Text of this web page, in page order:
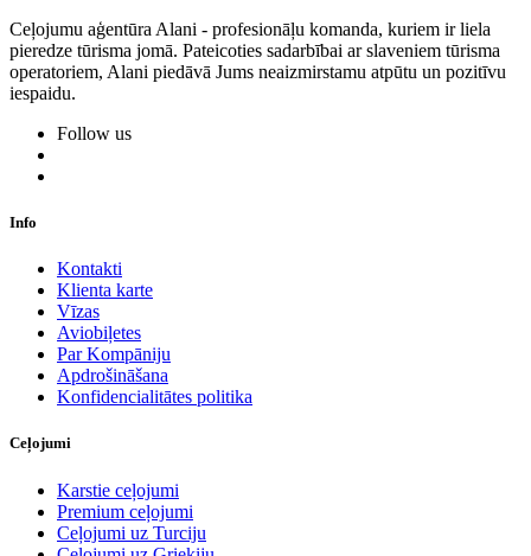
Ceļojumu aģentūra Alani - profesionāļu komanda, kuriem ir liela
pieredze tūrisma jomā. Pateicoties sadarbībai ar slaveniem tūrisma
operatoriem, Alani piedāvā Jums neaizmirstamu atpūtu un pozitīvu
iespaidu.
Follow us
Info
Kontakti
Klienta karte
Vīzas
Aviobiļetes
Par Kompāniju
Apdrošināšana
Konfidencialitātes politika
Ceļojumi
Karstie ceļojumi
Premium ceļojumi
Ceļojumi uz Turciju